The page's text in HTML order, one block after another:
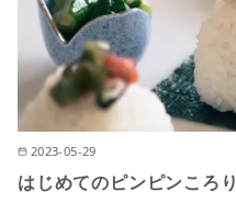
2023-05-29
はじめてのピンピンころり